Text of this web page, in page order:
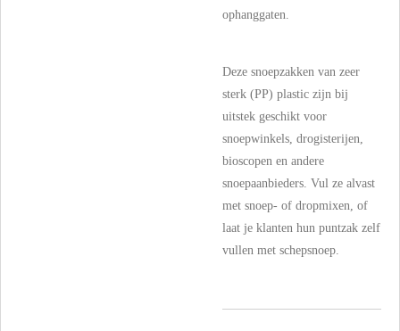
ophanggaten.
Deze snoepzakken van zeer
sterk (PP) plastic zijn bij
uitstek geschikt voor
snoepwinkels, drogisterijen,
bioscopen en andere
snoepaanbieders. Vul ze alvast
met snoep- of dropmixen, of
laat je klanten hun puntzak zelf
vullen met schepsnoep.